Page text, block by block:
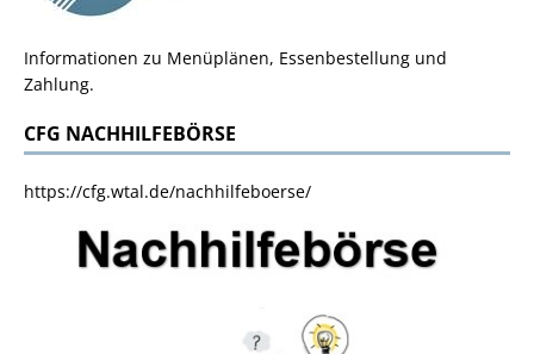
Informationen zu Menüplänen, Essenbestellung und
Zahlung.
CFG NACHHILFEBÖRSE
https://cfg.wtal.de/nachhilfeboerse/